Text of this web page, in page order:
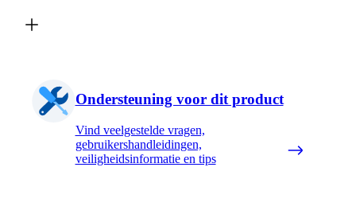
Ondersteuning voor dit product
Vind veelgestelde vragen,
gebruikershandleidingen,
veiligheidsinformatie en tips